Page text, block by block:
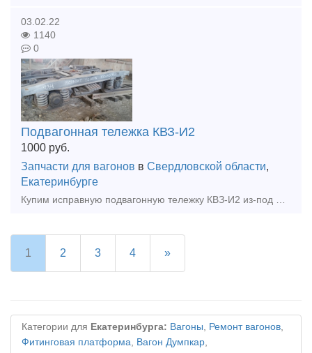
03.02.22
1140
0
Подвагонная тележка КВЗ-И2
1000 руб.
Запчасти для вагонов в Свердловской области,
Екатеринбурге
1 2 3 4 »
Категории для Екатеринбурга: Вагоны, Ремонт вагонов,
Фитинговая платформа, Вагон Думпкар,